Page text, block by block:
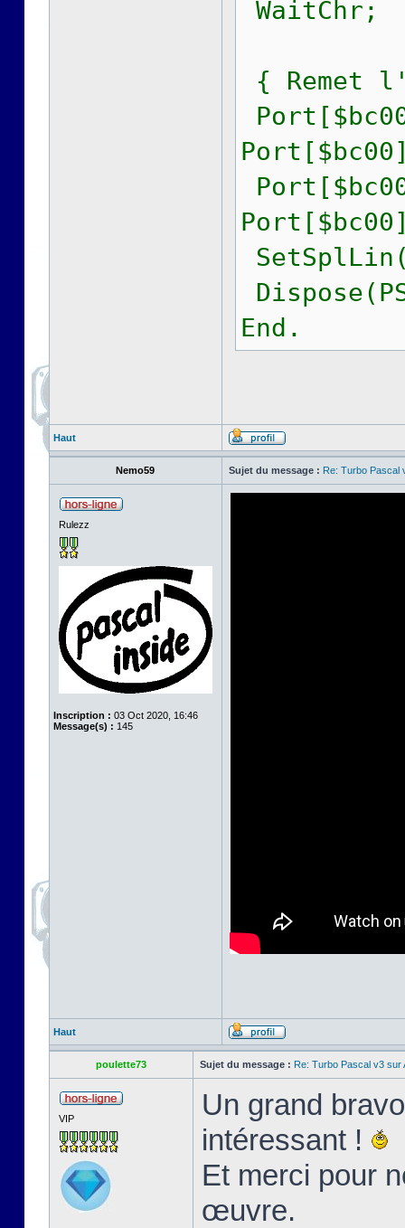
WaitChr;
{ Remet
End.
Haut
Nemo59 Sujet du message : Re: Turbo Pascal
Rulezz
Inscription : 03 Oct 2020, 16:46
Message(s) : 145
Haut
poulette73 Sujet du message : Re: Turbo Pascal v3 sur
VIP
Un grand
intéressant !
Et merci pour
œuvre.